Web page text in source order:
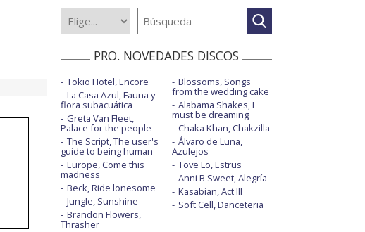
PRO. NOVEDADES DISCOS
Tokio Hotel, Encore
La Casa Azul, Fauna y
flora subacuática
Greta Van Fleet,
Palace for the people
The Script, The user's
guide to being human
Europe, Come this
madness
Beck, Ride lonesome
Jungle, Sunshine
Brandon Flowers,
Thrasher
Blossoms, Songs
from the wedding cake
Alabama Shakes, I
must be dreaming
Chaka Khan, Chakzilla
Álvaro de Luna,
Azulejos
Tove Lo, Estrus
Anni B Sweet, Alegría
Kasabian, Act III
Soft Cell, Danceteria